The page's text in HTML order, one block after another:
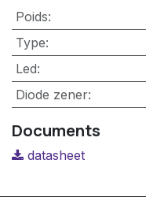
Poids:
Type:
Led:
Diode zener:
Documents
datasheet